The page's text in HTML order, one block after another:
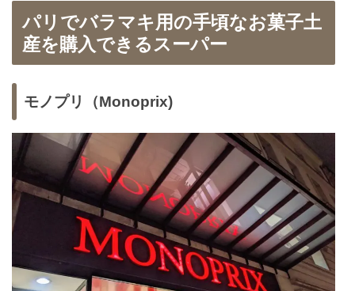
パリでバラマキ用の手頃なお菓子土
産を購入できるスーパー
モノプリ（Monoprix)